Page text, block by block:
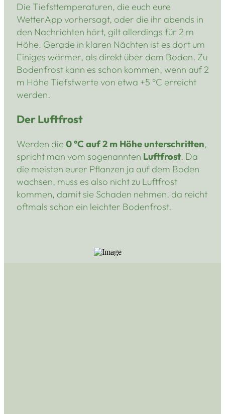
Die Tiefsttemperaturen, die euch eure
WetterApp vorhersagt, oder die ihr abends in
den Nachrichten hört, gilt allerdings für 2 m
Höhe. Gerade in klaren Nächten ist es dort um
Einiges wärmer, als direkt über dem Boden. Zu
Bodenfrost kann es schon kommen, wenn auf 2
m Höhe Tiefstwerte von etwa +5 °C erreicht
werden.
Der Luftfrost
Werden die 0 °C auf 2 m Höhe unterschritten,
spricht man vom sogenannten Luftfrost. Da
die meisten eurer Pflanzen ja auf dem Boden
wachsen, muss es also nicht zu Luftfrost
kommen, damit sie Schaden nehmen, da reicht
oftmals schon ein leichter Bodenfrost.